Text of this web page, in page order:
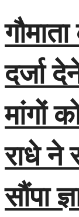
दर्जा
मांगों
राधे ने
सौंपा